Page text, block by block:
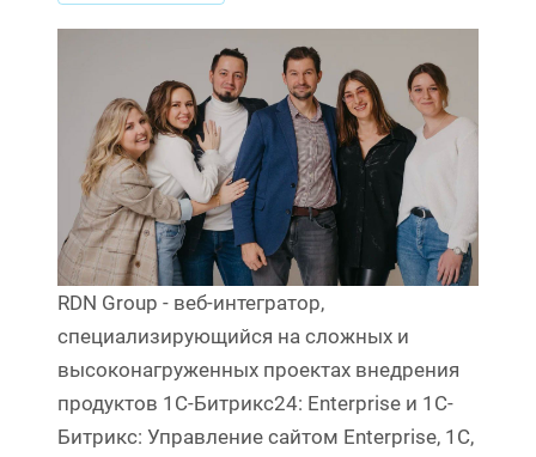
RDN Group - веб-интегратор,
специализирующийся на сложных и
высоконагруженных проектах внедрения
продуктов 1С-Битрикс24: Enterprise и 1C-
Битрикс: Управление сайтом Enterprise, 1С,